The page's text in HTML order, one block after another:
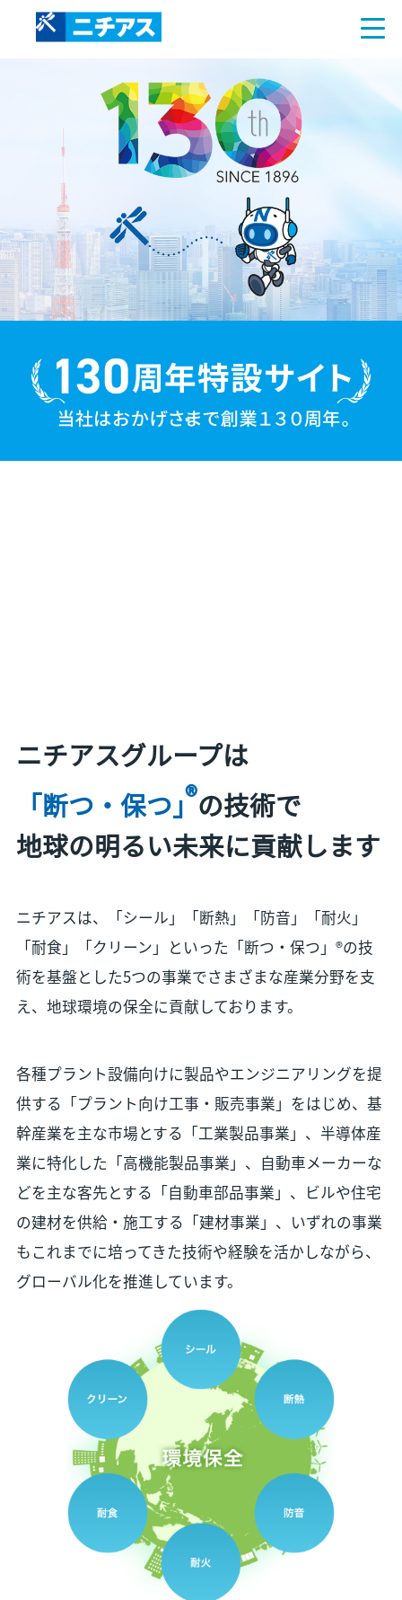
ニチアスグループは
「断つ・保つ」
®の技術で
地球の明るい未来に貢献します
ニチアスは、「シール」「断熱」「防音」「耐火」
「耐食」「クリーン」といった「断つ・保つ」®の技
術を基盤とした5つの事業でさまざまな産業分野を支
え、地球環境の保全に貢献しております。
各種プラント設備向けに製品やエンジニアリングを提
供する「プラント向け工事・販売事業」をはじめ、基
幹産業を主な市場とする「工業製品事業」、半導体産
業に特化した「高機能製品事業」、自動車メーカーな
どを主な客先とする「自動車部品事業」、ビルや住宅
の建材を供給・施工する「建材事業」、いずれの事業
もこれまでに培ってきた技術や経験を活かしながら、
グローバル化を推進しています。